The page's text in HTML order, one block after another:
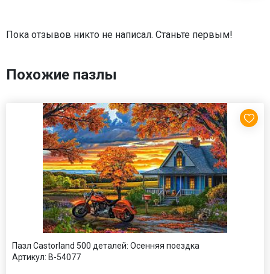
Пока отзывов никто не написал. Станьте первым!
Похожие пазлы
Пазл Castorland 500 деталей: Осенняя поездка
Артикул: B-54077